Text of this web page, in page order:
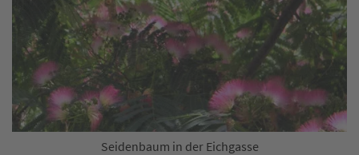
Seidenbaum in der Eichgasse